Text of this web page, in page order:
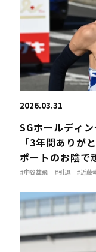
2026.03.31
SGホールディ
「3年間ありが
ポートのお陰で
#中谷雄飛 #引退 #近藤